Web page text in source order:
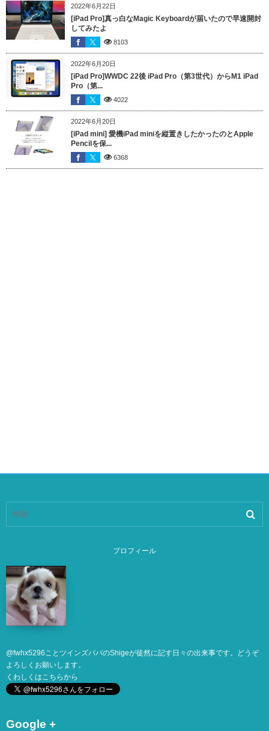
2022年6月22日
[iPad Pro]真っ白なMagic Keyboardが届いたので早速開封
してみたよ
8103
2022年6月20日
[iPad Pro]WWDC 22後 iPad Pro（第3世代）からM1 iPad
Pro（第...
4022
2022年6月20日
[iPad mini] 愛機iPad miniを縦置きしたかったのとApple
Pencilを保...
6368
プロフィール
@fwhx5296 ことツインズパパのShigeが徒然に記す日々の出来事です。どうぞ
よろしくお願いします。
くわしくは こちらから
Google +